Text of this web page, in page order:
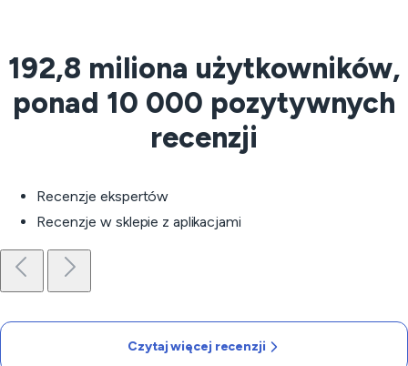
192,8 miliona użytkowników,
ponad 10 000 pozytywnych
recenzji
Recenzje ekspertów
Recenzje w sklepie z aplikacjami
Czytaj więcej recenzji